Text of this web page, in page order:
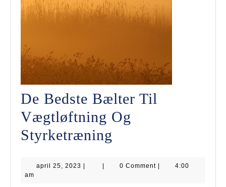
De Bedste Bælter Til
Vægtløftning Og
Styrketræning
Bælter
april 25, 2023 april
0 Comment
4:00
am